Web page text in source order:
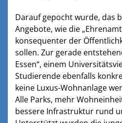
Darauf gepocht wurde, das
Angebote, wie die
konsequenter der
sollen. Zur gerade
Essen“, einem
Studierende ebenfalls
keine Luxus-Wohnanlage
Alle Parks, mehr
bessere Infrastruktur rund